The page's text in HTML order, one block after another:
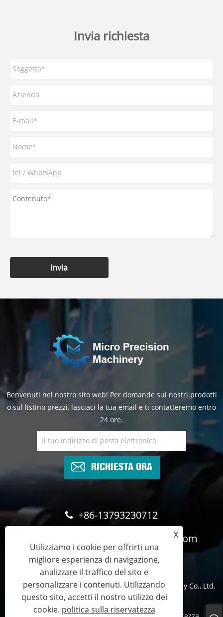
Invia richiesta
invia
Benvenuti nel nostro sito web! Per domande sui nostri prodotti
o sul listino prezzi, lasciaci la tua email e ti contatteremo entro
24 ore.
RICHIESTA ORA
+86-13793230712
cyndee@wghydrauliccylinder.com
Copyright © 2024 Qingdao Micro Precision Machinery Co., Ltd.
Tutti i diritti riservati.
X
Utilizziamo i cookie per offrirti una
migliore esperienza di navigazione,
analizzare il traffico del sito e
personalizzare i contenuti. Utilizzando
questo sito, accetti il ​​nostro utilizzo dei
cookie. politica sulla riservatezza